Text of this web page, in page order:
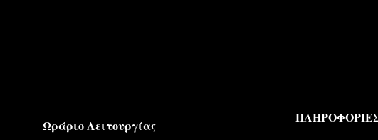
Ωράριο Λειτουργίας